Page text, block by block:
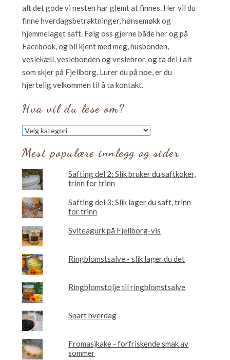
alt det gode vi nesten har glemt at finnes. Her vil du
finne hverdagsbetraktninger, hønsemøkk og
hjemmelaget saft. Følg oss gjerne både her og på
Facebook, og bli kjent med meg, husbonden,
veslekæll, veslebonden og veslebror, og ta del i alt
som skjer på Fjellborg. Lurer du på noe, er du
hjertelig velkommen til å ta kontakt.
Hva vil du lese om?
Hva
vil
du
lese
Mest populære innlegg og sider
Safting del 2: Slik bruker du saftkoker,
trinn for trinn
Safting del 3: Slik lager du saft, trinn
for trinn
Sylteagurk på Fjellborg-vis
Ringblomstsalve - slik lager du det
Ringblomstolje til ringblomstsalve
Snart hverdag
Fromasjkake - forfriskende smak av
sommer